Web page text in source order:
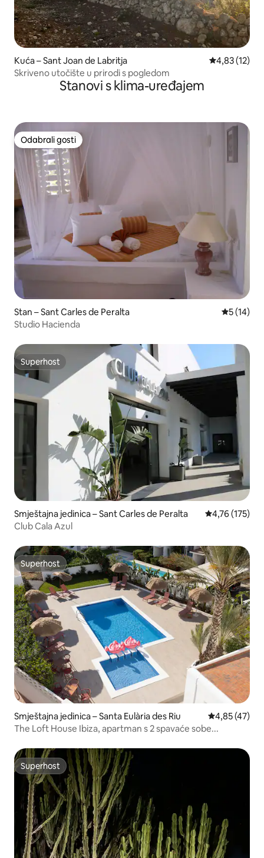
Kuća – Sant Joan de Labritja Prosječna
4,83 (12)
Skriveno utočište u prirodi s pogledom
Stanovi s klima-uređajem
Odabrali gosti
Odabrali gosti
Stan – Sant Carles de Peralta Prosječna
5 (14)
Studio Hacienda
Superhost
Superhost
Smještajna jedinica – Sant Carles de Peralta Prosječna
4,76 (175)
Club Cala Azul
Superhost
Superhost
Smještajna jedinica – Santa Eulària des Riu Prosječna
4,85 (47)
The Loft House Ibiza, apartman s 2 spavaće sobe...
Superhost
Superhost